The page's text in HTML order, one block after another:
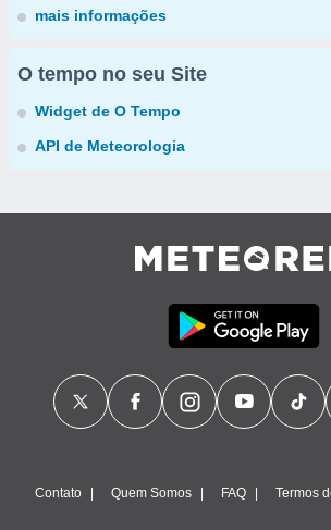
mais informações
O tempo no seu Site
Widget de O Tempo
API de Meteorologia
Contato Quem Somos FAQ Termos